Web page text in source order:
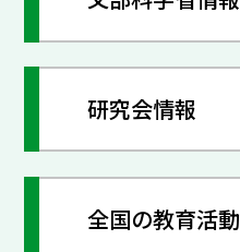
研究会情報
全国の教育活動